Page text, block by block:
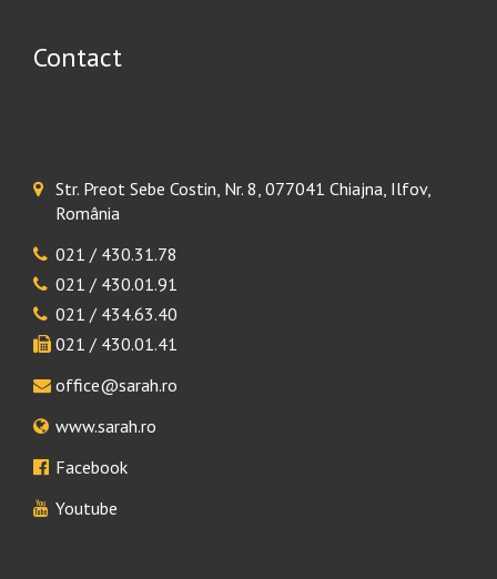
Contact
Str. Preot Sebe Costin, Nr. 8, 077041 Chiajna, Ilfov,
România
021 / 430.31.78
021 / 430.01.91
021 / 434.63.40
021 / 430.01.41
office@sarah.ro
www.sarah.ro
Facebook
Youtube